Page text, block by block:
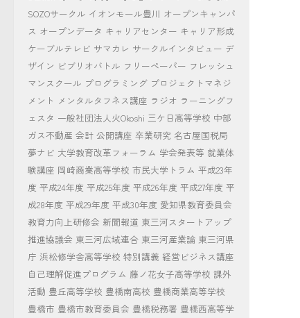
SOZOサークル イオンモール豊川 オープンキャンパ
ス オープンデータ キャリアセンター キャリア形成
ケーブルテレビ サマカレ サークルインタビュー デ
ザイン ビブリオバトル フリーペーパー フレッシュ
マンスクール プログラミング プロジェクトマネジ
メント メンタルタフネス講座 ラジオ ラーニングフ
ェスタ 一般社団法人火Okoshi 三ケ日高等学校 中部
ガス不動産 会計 公開講座 卒業研究 名古屋国税局
夢ナビ 大学教育改革フォーラム 学会発表等 就業体
験講座 岡崎商業高等学校 市民大学トラム 平成23年
度 平成24年度 平成25年度 平成26年度 平成27年度 平
成28年度 平成29年度 平成30年度 愛知県教育委員会
教育力向上研修会 新聞報道 東三河スタートアップ
推進協議会 東三河広域連合 東三河産業論 東三河県
庁 浜松修学舎高等学校 特別講義 経営ビジネス講座
自己理解促進プログラム 藤ノ花女子高等学校 課外
活動 豊丘高等学校 豊橋南高校 豊橋商業高等学校
豊橋市 豊橋市教育委員会 豊橋税務署 豊橋西高等学